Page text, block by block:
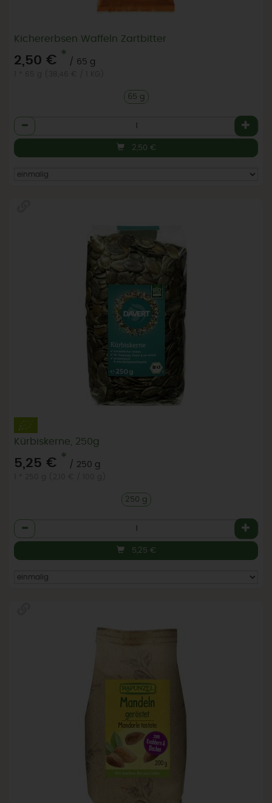
Kichererbsen Waffeln Zartbitter
2,50 € *
/ 65 g
65 g
Anzahl
2,50 €
Kürbiskerne, 250g
5,25 € *
/ 250 g
250 g
Anzahl
5,25 €